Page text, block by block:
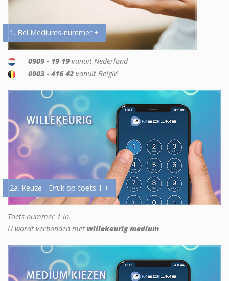
1. Bel Mediums-nummer +
0909 - 19 19 vanuit Nederland
0903 - 416 42 vanuit België
2a. Keuze - Druk op toets 1 +
Toets nummer 1 in.
U wordt verbonden met willekeurig medium